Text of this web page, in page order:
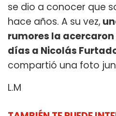
se dio a conocer que
hace años. A su vez,
rumores la
días a Nicolás
compartió una foto
L.M